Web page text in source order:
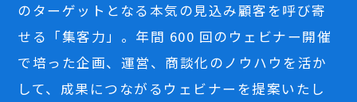
のターゲットとなる本気の見込み顧客を呼び寄
せる「集客力」。年間 600 回のウェビナー開催
で培った企画、運営、商談化のノウハウを活か
して、成果につながるウェビナーを提案いたし